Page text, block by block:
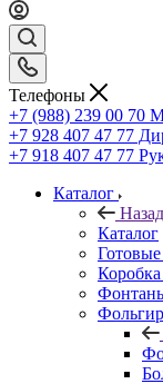
Телефоны
+7 (988) 239 00 70
+7 928 407 47 77
+7 918 407 47 77
Каталог
Назад
Каталог